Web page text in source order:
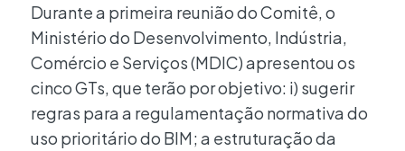
Durante a primeira reunião do Comitê, o
Ministério do Desenvolvimento, Indústria,
Comércio e Serviços (MDIC) apresentou os
cinco GTs, que terão por objetivo: i) sugerir
regras para a regulamentação normativa do
uso prioritário do BIM; a estruturação da